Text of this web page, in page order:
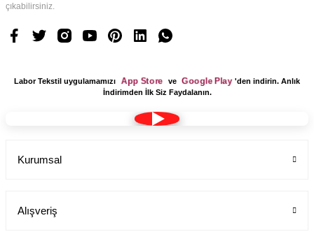
çıkabilirsiniz.
Labor Tekstil uygulamamızı App Store ve Google Play 'den indirin. Anlık
İndirimden İlk Siz Faydalanın.
Kurumsal
Alışveriş